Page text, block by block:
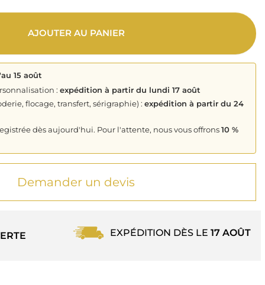
AJOUTER AU PANIER
15 août
: expédition à partir du lundi 17 août
flocage, transfert, sérigraphie) : expédition à partir du 24
dès aujourd'hui. Pour l'attente, nous vous offrons10 %
Demander un devis
EXPÉDITION DÈS LE 17 AOÛT